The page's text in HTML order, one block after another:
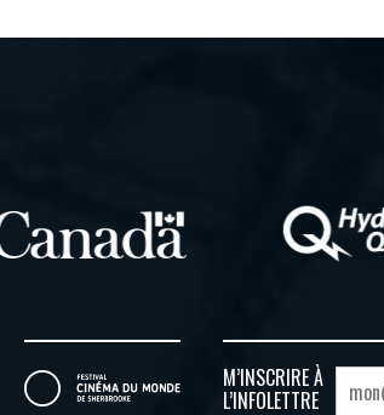
M’INSCRIRE À
L’INFOLETTRE